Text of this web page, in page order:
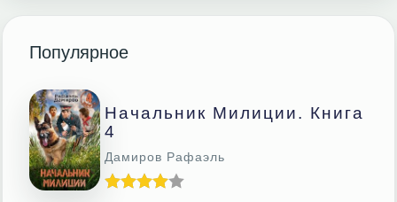
Популярное
Начальник Милиции. Книга
4
Дамиров Рафаэль